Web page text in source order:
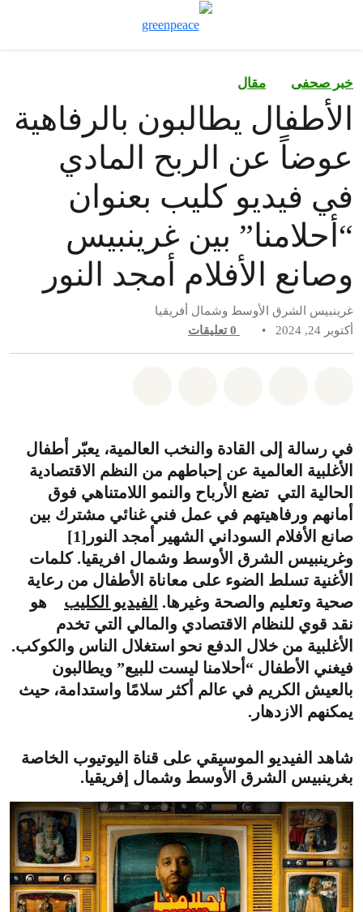
خبر صحفى مقال
الأطفال يطالبون بالرفاهية
عوضاً عن الربح المادي
في فيديو كليب بعنوان
“أحلامنا” بين غرينبيس
وصانع الأفلام أمجد النور
غرينبيس الشرق الأوسط وشمال أفريقيا
أكتوبر 24, 2024
•
0 تعليقات
في رسالة إلى القادة والنخب العالمية، يعبّر أطفال
الأغلبية العالمية عن إحباطهم من النظم الاقتصادية
الحالية التي تضع الأرباح والنمو اللامتناهي فوق
أمانهم ورفاهيتهم في عمل فني غنائي مشترك بين
صانع الأفلام السوداني الشهير أمجد النور[1]
وغرينبيس الشرق الأوسط وشمال افريقيا. كلمات
الأغنية تسلط الضوء على معاناة الأطفال من رعاية
صحية وتعليم والصحة وغيرها. الفيديو الكليب
هو
نقد قوي للنظام الاقتصادي والمالي التي تخدم
الأغلبية من خلال الدفع نحو استغلال الناس والكوكب.
فيغني الأطفال “أحلامنا ليست للبيع” ويطالبون
بالعيش الكريم في عالم أكثر سلامًا واستدامة، حيث
يمكنهم الازدهار.
شاهد الفيديو الموسيقي على قناة اليوتيوب الخاصة
بغرينبيس الشرق الأوسط وشمال إفريقيا.